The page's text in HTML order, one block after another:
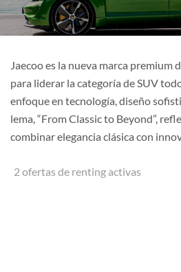
Jaecoo es la nueva marca premium
para liderar la categoría de SUV
enfoque en tecnología, diseño
lema, “From Classic to Beyond”,
combinar elegancia clásica con
2 ofertas de renting activas